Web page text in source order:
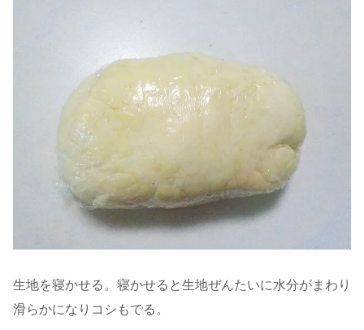
生地を寝かせる。寝かせると生地ぜんたいに水分がまわり
滑らかになりコシもでる。